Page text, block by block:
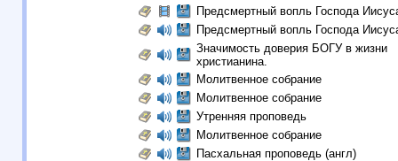
Предсмертный вопль Господа
Предсмертный вопль Господа
Значимость доверия БОГУ в жизни
христианина.
Молитвенное собрание
Молитвенное собрание
Утренняя проповедь
Молитвенное собрание
Пасхальная проповедь (англ)